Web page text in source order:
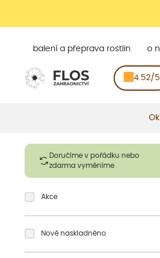
balení a přeprava rostlin o
4.52/5
Doručíme v pořádku nebo
zdarma vyměníme
Akce
Nově naskladněno